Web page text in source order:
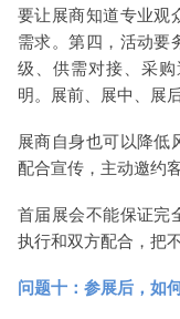
要让展商知道专业观
需求。第四，活动要
级、供需对接、采
明。展前、展中、展
展商自身也可以降低
配合宣传，主动邀约
首届展会不能保证完
执行和双方配合，把
问题十：参展后，如